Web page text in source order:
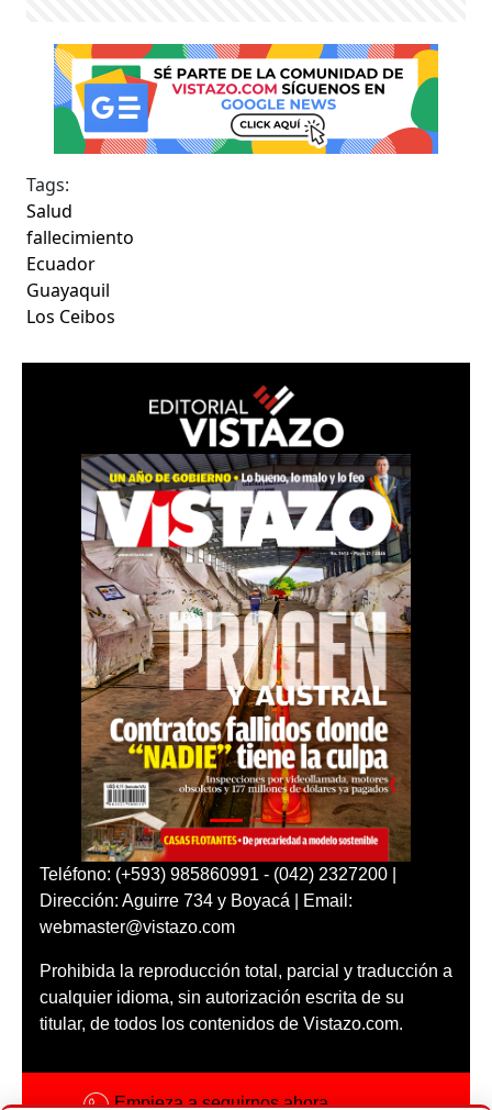
Tags:
Salud
fallecimiento
Ecuador
Guayaquil
Los Ceibos
Teléfono: (+593) 985860991 - (042) 2327200 |
Dirección: Aguirre 734 y Boyacá | Email:
webmaster@vistazo.com
Prohibida la reproducción total, parcial y traducción a
cualquier idioma, sin autorización escrita de su
titular, de todos los contenidos de Vistazo.com.
Empieza a seguirnos ahora